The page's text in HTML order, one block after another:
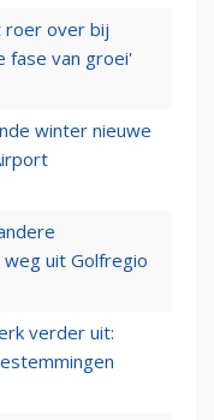
roer over bij
fase van groei'
winter nieuwe
uit Golfregio
verder uit: